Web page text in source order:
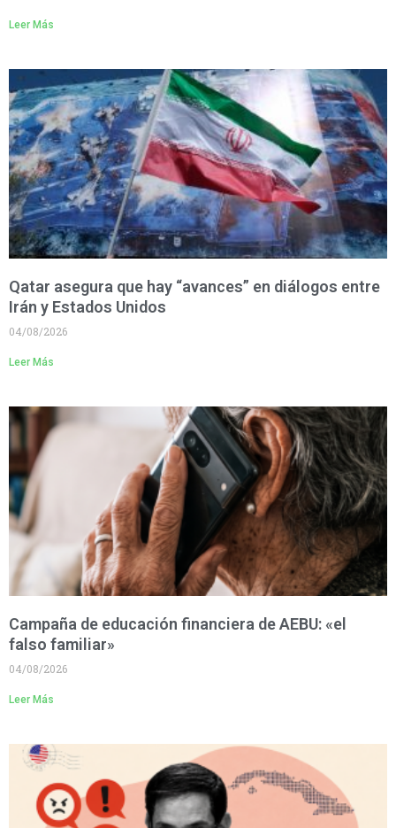
Leer Más
Qatar asegura que hay “avances” en diálogos entre
Irán y Estados Unidos
04/08/2026
Leer Más
Campaña de educación financiera de AEBU: «el
falso familiar»
04/08/2026
Leer Más